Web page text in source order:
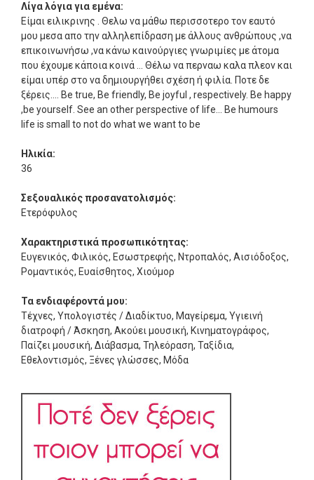
Λίγα λόγια για εμένα:
Είμαι ειλικρινης . Θελω να μάθω περισσοτερο τον εαυτό
μου μεσα απο την αλληλεπίδραση με άλλους ανθρώπους ,να
επικοινωνήσω ,να κάνω καινούργιες γνωριμίες με άτομα
που έχουμε κάποια κοινά ... Θέλω να περναω καλα πλεον και
είμαι υπέρ στο να δημιουργήθει σχέση ή φιλία. Ποτε δε
ξέρεις.... Be true, Be friendly, Be joyful , respectively. Be happy
,be yourself. See an other perspective of life... Be humours
life is small to not do what we want to be
Ηλικία:
36
Σεξουαλικός προσανατολισμός:
Ετερόφυλος
Χαρακτηριστικά προσωπικότητας:
Ευγενικός, Φιλικός, Εσωστρεφής, Ντροπαλός, Αισιόδοξος,
Ρομαντικός, Ευαίσθητος, Χιούμορ
Τα ενδιαφέροντά μου:
Τέχνες, Υπολογιστές / Διαδίκτυο, Μαγείρεμα, Υγιεινή
διατροφή / Άσκηση, Ακούει μουσική, Κινηματογράφος,
Παίζει μουσική, Διάβασμα, Τηλεόραση, Ταξίδια,
Εθελοντισμός, Ξένες γλώσσες, Μόδα